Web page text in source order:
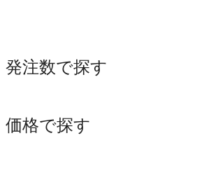
発注数で探す
価格で探す